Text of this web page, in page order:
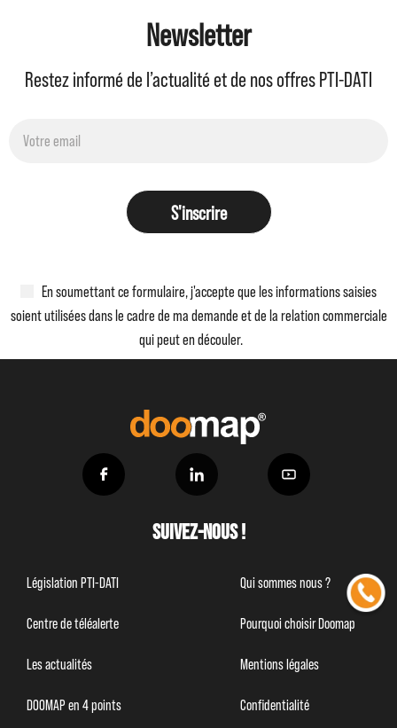
Newsletter
Restez informé de l’actualité et de nos offres PTI-DATI
En soumettant ce formulaire, j'accepte que les informations saisies
soient utilisées dans le cadre de ma demande et de la relation commerciale
qui peut en découler.
S'inscrire
Suivez-nous !
Législation PTI-DATI
Centre de téléalerte
Les actualités
DOOMAP en 4 points
Qui sommes nous ?
Pourquoi choisir Doomap
Mentions légales
Confidentialité